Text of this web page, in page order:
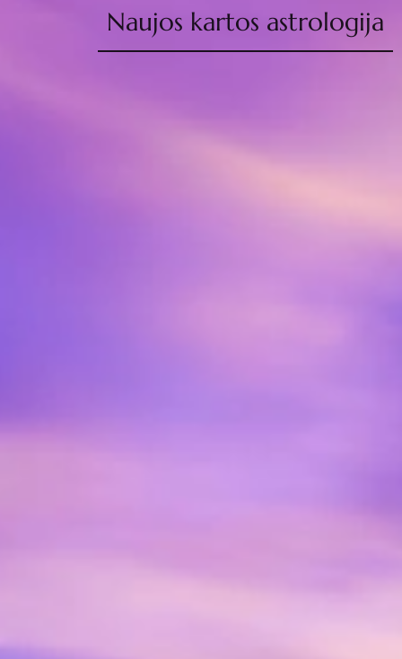
Naujos kartos astrologija